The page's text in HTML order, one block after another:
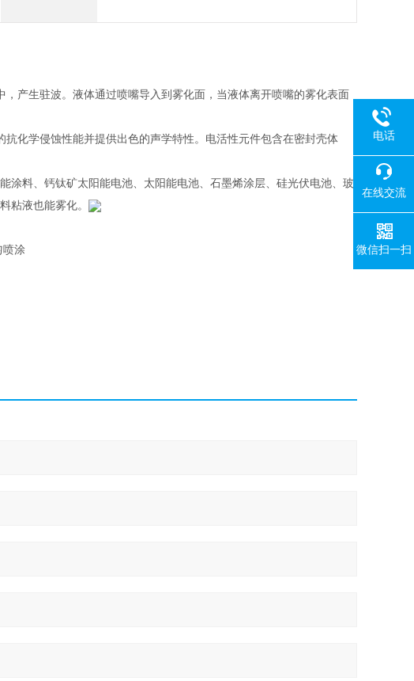
产生驻波。液体通过喷嘴导入到雾化面，当液体离开喷嘴的雾化表面
化学侵蚀性能并提供出色的声学特性。电活性元件包含在密封壳体
涂料、钙钛矿太阳能电池、太阳能电池、石墨烯涂层、硅光伏电池、玻
粘液也能雾化。
喷涂
电话
在线交流
微信扫一扫